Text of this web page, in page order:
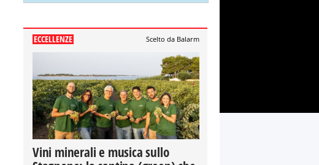
ECCELLENZE Scelto da Balarm
Vini minerali e musica sullo